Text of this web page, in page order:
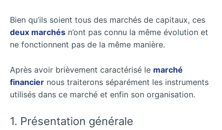
Bien qu’ils soient tous des marchés de capitaux, ces
deux marchés n’ont pas connu la même évolution et
ne fonctionnent pas de la même manière.
Après avoir brièvement caractérisé le marché
financier nous traiterons séparément les instruments
utilisés dans ce marché et enfin son organisation.
1. Présentation générale